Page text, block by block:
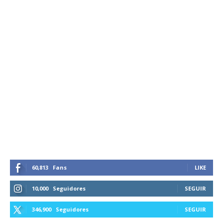
60,813 Fans LIKE
10,000 Seguidores SEGUIR
346,900 Seguidores SEGUIR